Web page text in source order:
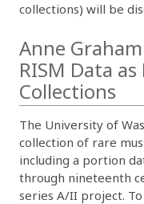
collections) will be
Anne
RISM Data
Collections
The University of
collection of rare
including a portion
through nineteenth
series A/II project.